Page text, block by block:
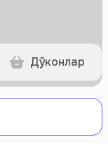
Дўконлар